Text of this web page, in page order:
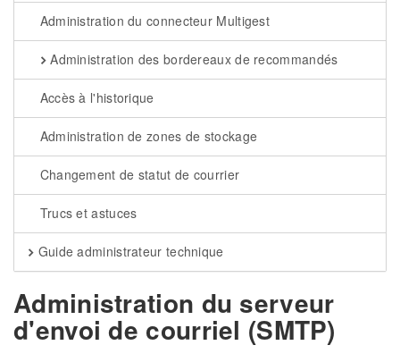
Administration du connecteur Multigest
Administration des bordereaux de recommandés
Accès à l'historique
Administration de zones de stockage
Changement de statut de courrier
Trucs et astuces
Guide administrateur technique
Administration du serveur
d'envoi de courriel (SMTP)